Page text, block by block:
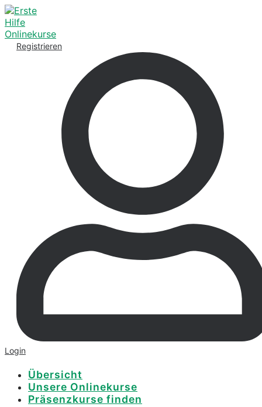
Registrieren
Login
Übersicht
Unsere Onlinekurse
Präsenzkurse finden